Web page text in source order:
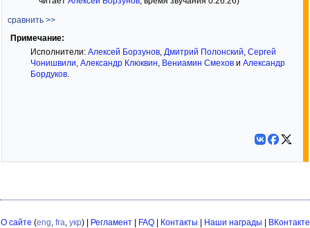
сравнить >>
Примечание:
Исполнители: Алексей Борзунов, Дмитрий Полонский, Сергей
Чонишвили, Александр Клюквин, Вениамин Смехови Александр
Бордуков.
О сайте (eng, fra, укр) | Регламент| FAQ| Контакты Наши награды ВКонтакте